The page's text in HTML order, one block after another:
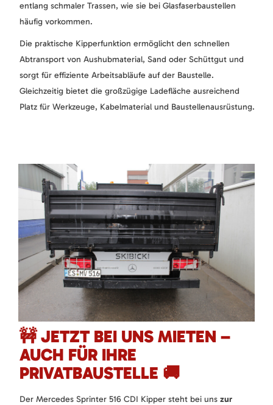
entlang schmaler Trassen, wie sie bei Glasfaserbaustellen
häufig vorkommen.
Die praktische Kipperfunktion ermöglicht den schnellen
Abtransport von Aushubmaterial, Sand oder Schüttgut und
sorgt für effiziente Arbeitsabläufe auf der Baustelle.
Gleichzeitig bietet die großzügige Ladefläche ausreichend
Platz für Werkzeuge, Kabelmaterial und Baustellenausrüstung.
🚧 JETZT BEI UNS MIETEN –
AUCH FÜR IHRE
PRIVATBAUSTELLE 🚚
Der Mercedes Sprinter 516 CDI Kipper steht bei uns zur